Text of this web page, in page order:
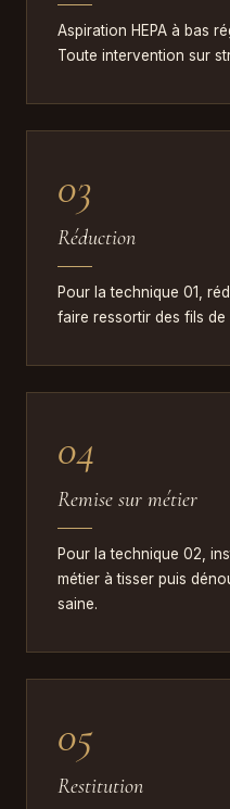
Aspiration HEPA à bas
Toute intervention sur
03
Réduction
Pour la technique 01,
faire ressortir des fils de
04
Remise sur métier
Pour la technique 02,
métier à tisser puis
saine.
05
Restitution
01
tapis